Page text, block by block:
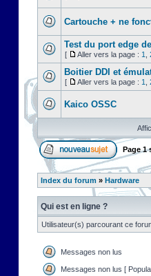
Cartouche + ne
Test du port edge
[ Aller vers la page : 1
Boitier DDI et
[ Aller vers la page : 1
Kaico OSSC
Page1
Index du forum » Hardware
Qui est en ligne ?
Utilisateur(s) parcourant ce
Messages non lus
Messages non lus [